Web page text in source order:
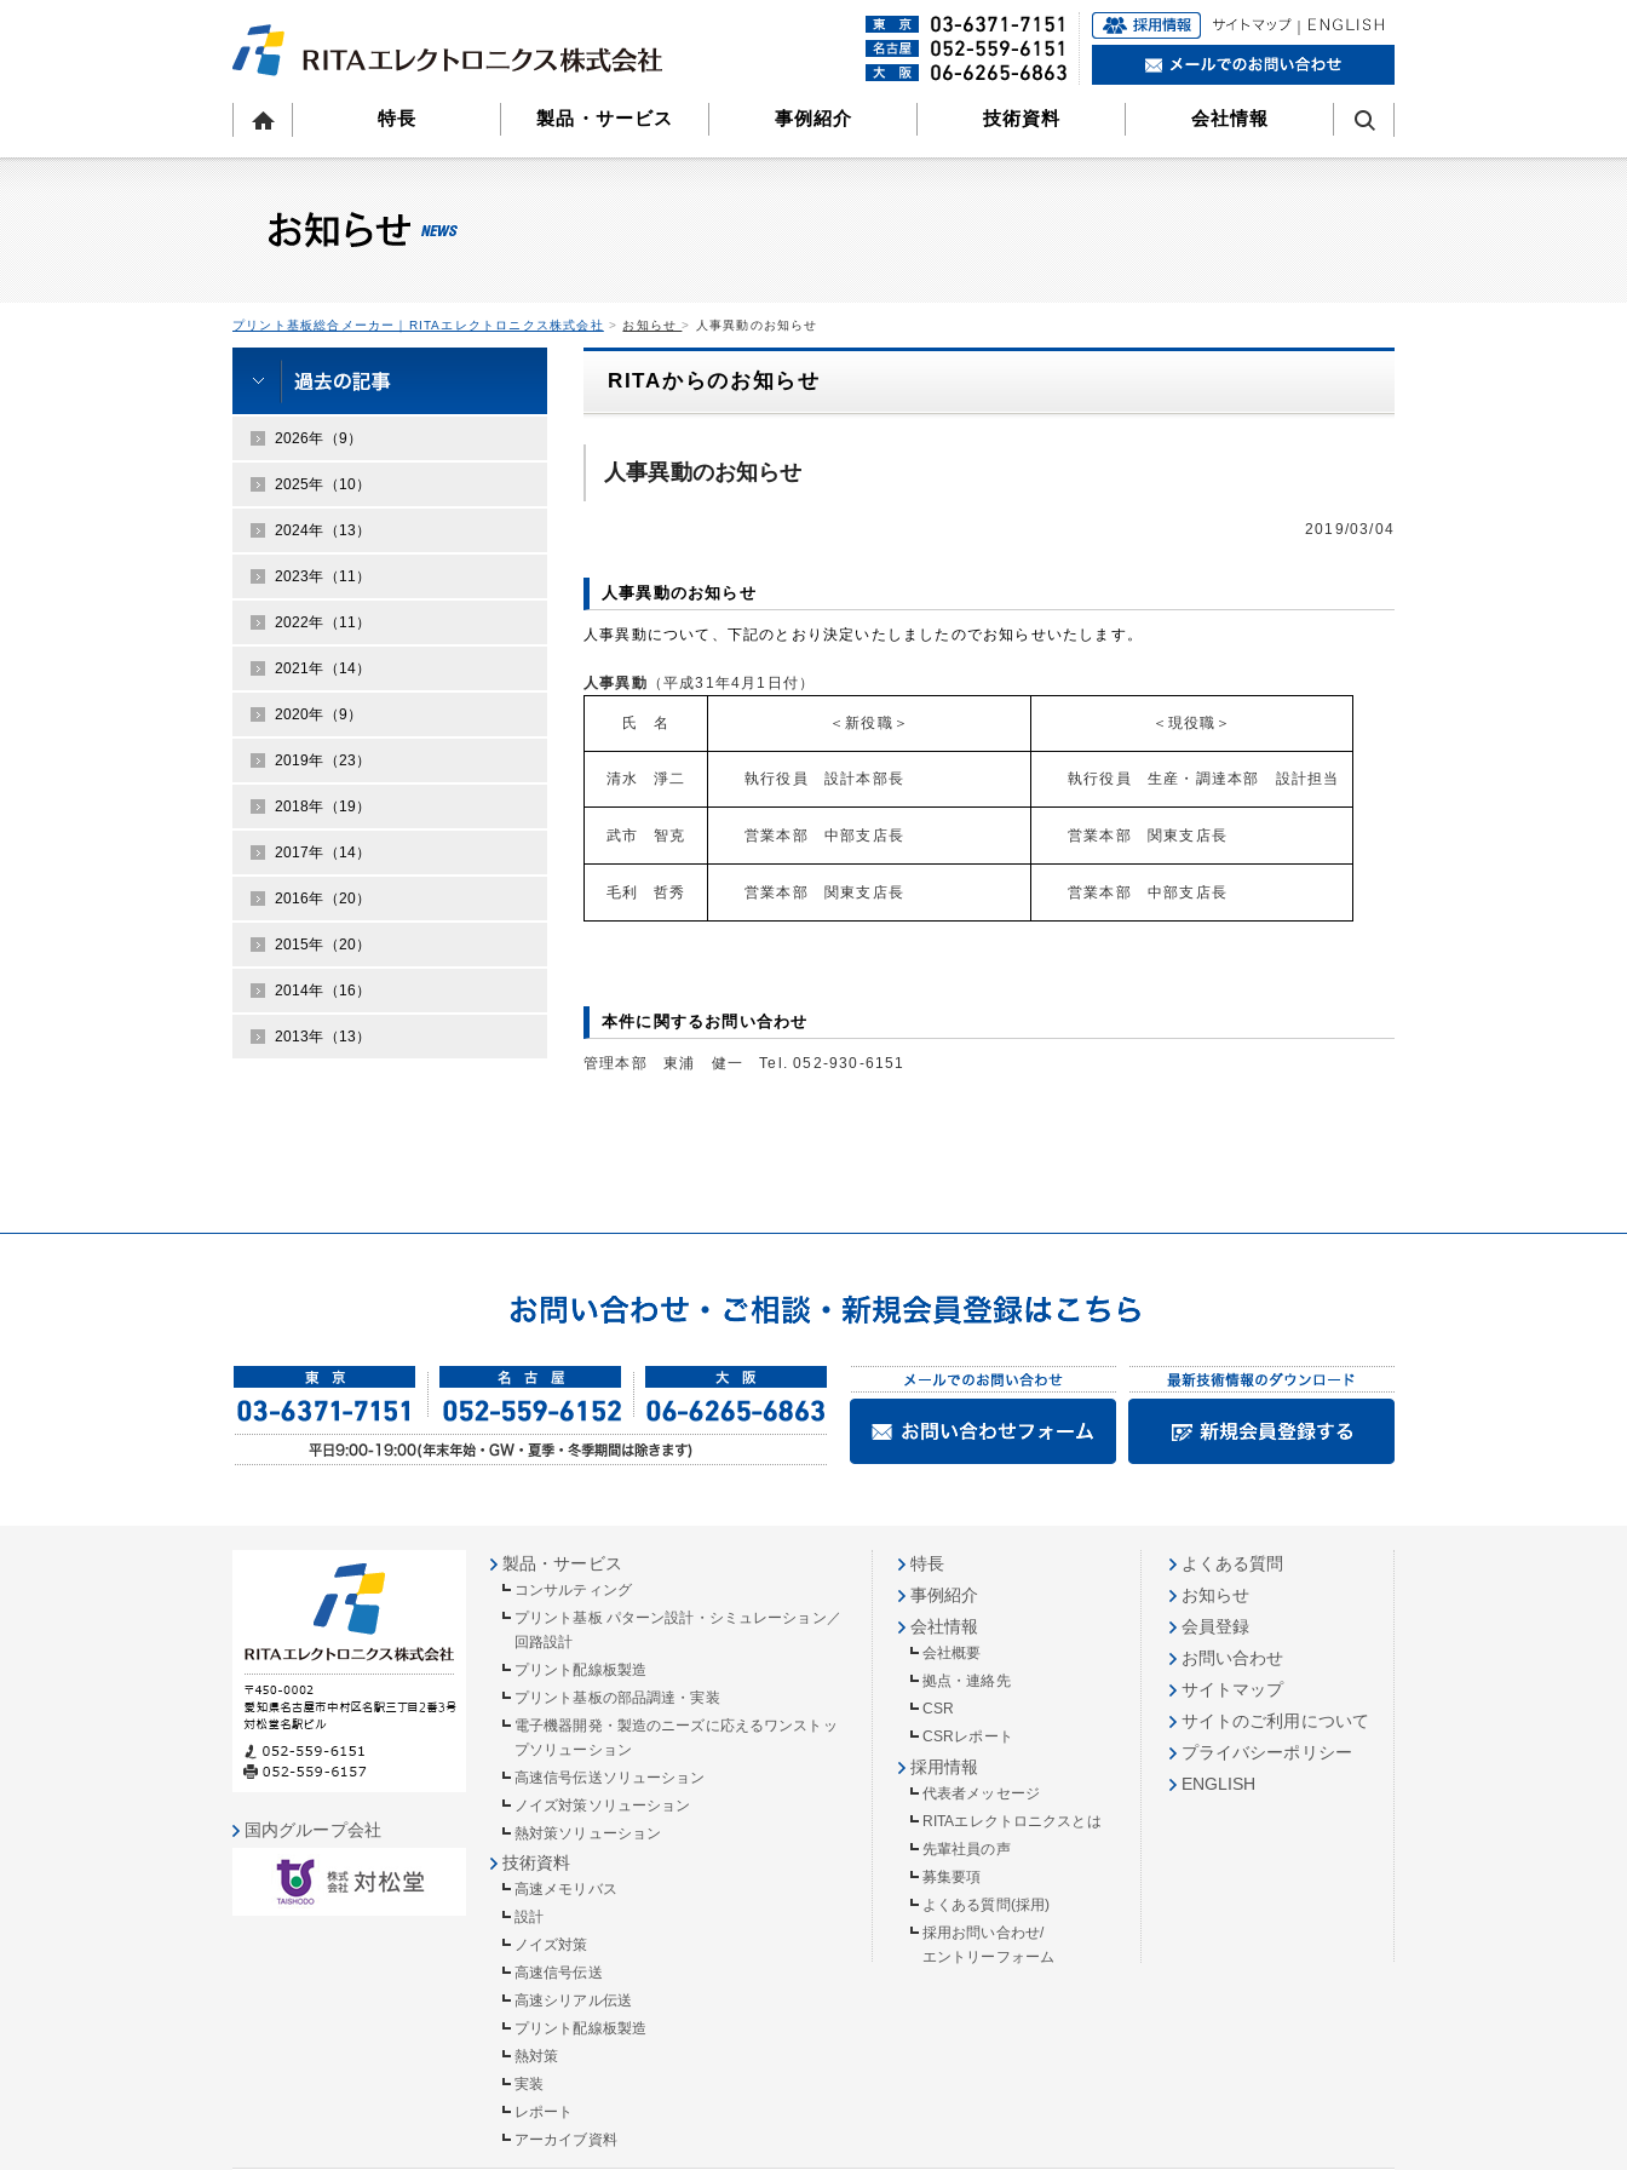
特長 製品・サービス 事例紹介 技術資料 会社情報
プリント基板総合メーカー｜RITAエレクトロニクス株式会社 > お知らせ> 人事異動のお知らせ
2026年（9）
2025年（10）
2024年（13）
2023年（11）
2022年（11）
2021年（14）
2020年（9）
2019年（23）
2018年（19）
2017年（14）
2016年（20）
2015年（20）
2014年（16）
2013年（13）
RITAからのお知らせ
人事異動のお知らせ
2019/03/04
人事異動のお知らせ
人事異動について、下記のとおり決定いたしましたのでお知らせいたします。
人事異動 （平成31年4月1日付）
氏 名 ＜新役職＞ ＜現役職＞
清水 淨二 執行役員 設計本部長 執行役員 生産・調達本部 設計担当
武市 智克 営業本部 中部支店長 営業本部 関東支店長
毛利 哲秀 営業本部 関東支店長 営業本部 中部支店長
本件に関するお問い合わせ
管理本部 東浦 健一 Tel. 052-930-6151
国内グループ会社
製品・サービス
コンサルティング
プリント基板 パターン設計・シミュレーション／
回路設計
プリント配線板製造
プリント基板の部品調達・実装
電子機器開発・製造のニーズに応えるワンストッ
プソリューション
高速信号伝送ソリューション
ノイズ対策ソリューション
熱対策ソリューション
技術資料
高速メモリバス
設計
ノイズ対策
高速信号伝送
高速シリアル伝送
プリント配線板製造
熱対策
実装
レポート
アーカイブ資料
特長
事例紹介
会社情報
会社概要
拠点・連絡先
CSR
CSRレポート
採用情報
代表者メッセージ
RITAエレクトロニクスとは
先輩社員の声
募集要項
よくある質問(採用)
採用お問い合わせ/
エントリーフォーム
よくある質問
お知らせ
会員登録
お問い合わせ
サイトマップ
サイトのご利用について
プライバシーポリシー
ENGLISH